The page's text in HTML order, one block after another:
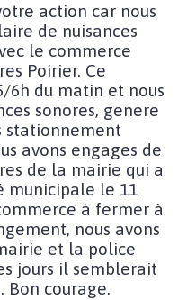
action car nous
de nuisances
le commerce
Poirier. Ce
6h du matin et nous
sonores, genere
stationnement
avons engages de
de la mairie qui a
municipale le 11
à fermer à
nous avons
et la police
jours il semblerait
Bon courage.